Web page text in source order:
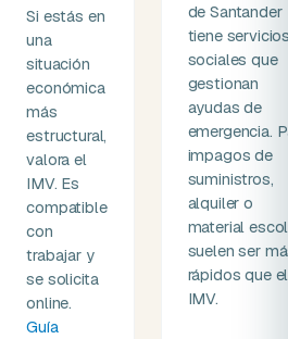
Si estás en
una
situación
económica
más
estructural,
valora el
IMV. Es
compatible
con
trabajar y
se solicita
online.
Guía
de Santander
tiene
sociales que
gestionan
ayudas de
emergencia.
impagos de
suministros,
alquiler o
material
suelen ser
rápidos que el
IMV.